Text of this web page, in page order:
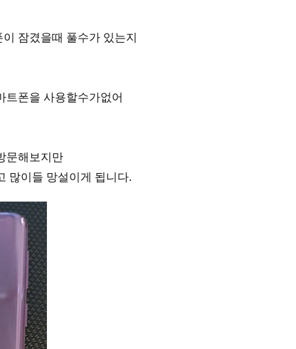
잠겼을때 풀수가 있는지
트폰을 사용할수가없어
문해보지만
많이들 망설이게 됩니다.